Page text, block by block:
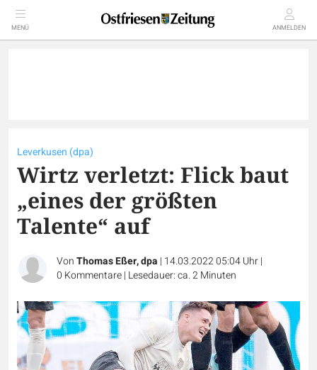
MENÜ ANMELDEN
Leverkusen (dpa)
Wirtz verletzt: Flick baut
„eines der größten
Talente“ auf
VonThomas Eßer, dpa | 14.03.2022 05:04 Uhr|
0 Kommentare| Lesedauer: ca. 2 Minuten